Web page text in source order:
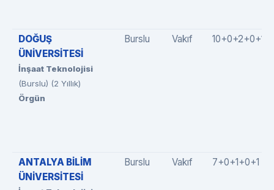
DOĞUŞ
ÜNİVERSİTESİ
İnşaat Teknolojisi
(Burslu) (2 Yıllık)
Örgün
Burslu Vakıf 10+0+2+0+1
ANTALYA BİLİM
ÜNİVERSİTESİ
Burslu Vakıf 7+0+1+0+1